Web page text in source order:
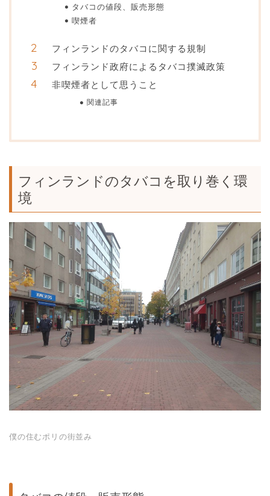
タバコの値段、販売形態
喫煙者
フィンランドのタバコに関する規制
フィンランド政府によるタバコ撲滅政策
非喫煙者として思うこと
関連記事
フィンランドのタバコを取り巻く環
境
僕の住むポリの街並み